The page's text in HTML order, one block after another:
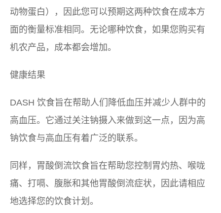
动物蛋白），因此您可以预期这两种饮食在成本方
面的衡量标准相同。无论哪种饮食，如果您购买有
机农产品，成本都会增加。
健康结果
DASH 饮食旨在帮助人们降低血压并减少人群中的
高血压。它通过关注钠摄入来做到这一点，因为高
钠饮食与高血压有着广泛的联系。
同样，胃酸倒流饮食旨在帮助您控制胃灼热、喉咙
痛、打嗝、腹胀和其他胃酸倒流症状，因此请相应
地选择您的饮食计划。